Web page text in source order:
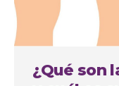
¿Qué son